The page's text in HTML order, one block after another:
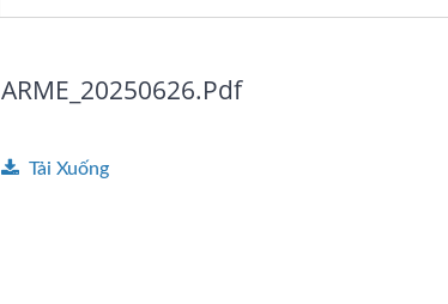
ARME_20250626.pdf
Tải Xuống